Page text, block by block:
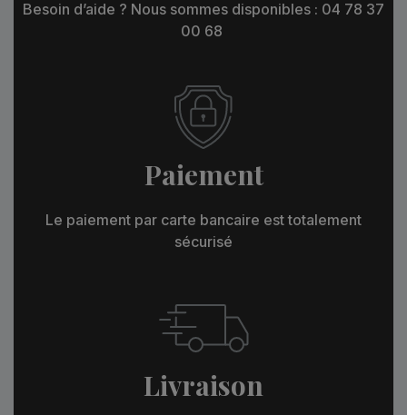
Besoin d’aide ? Nous sommes disponibles : 04 78 37
00 68
Paiement
Le paiement par carte bancaire est totalement
sécurisé
Livraison